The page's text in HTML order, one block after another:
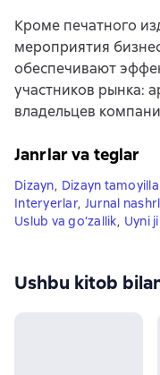
Кроме печатного
мероприятия
обеспечивают
участников рынка:
владельцев
Janrlar va teglar
Dizayn, Dizayn
Interyerlar, Jurnal
Uslub va go‘zallik, Uyni
Ushbu kitob